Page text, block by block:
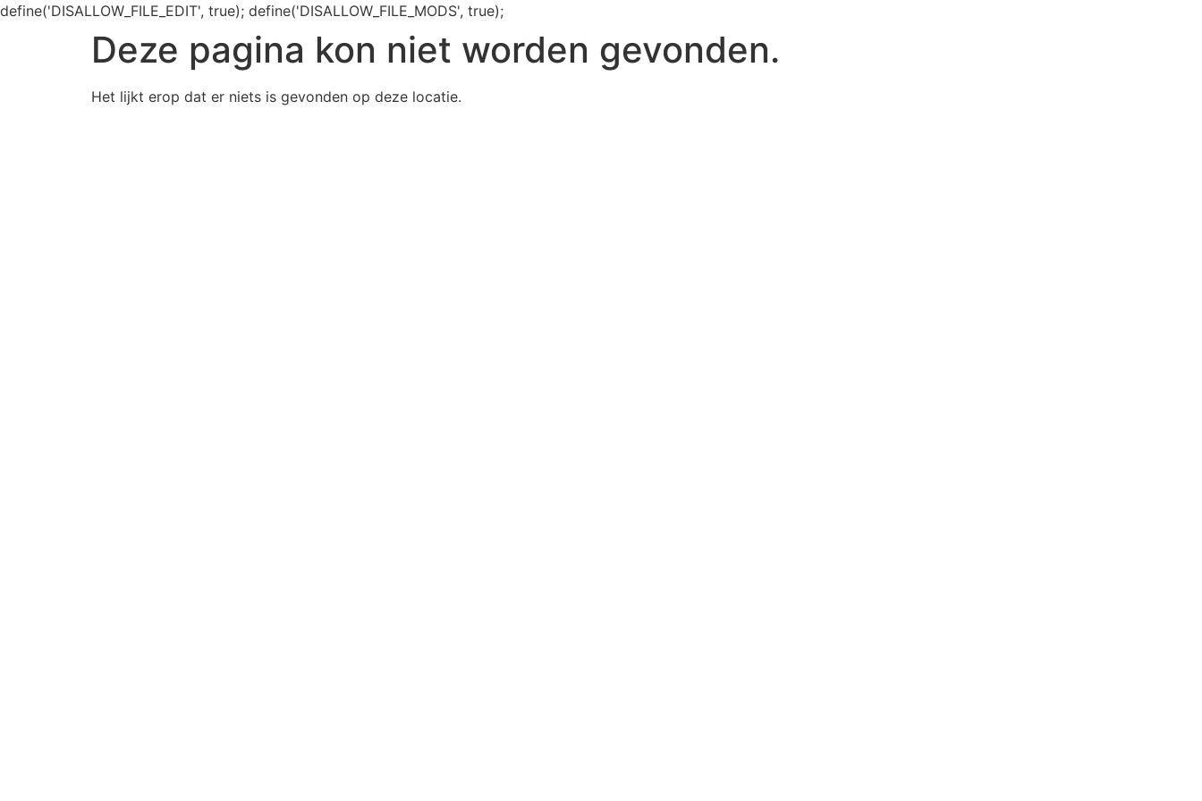
define('DISALLOW_FILE_EDIT', true); define('DISALLOW_FILE_MODS', true);
Deze pagina kon niet worden gevonden.
Het lijkt erop dat er niets is gevonden op deze locatie.